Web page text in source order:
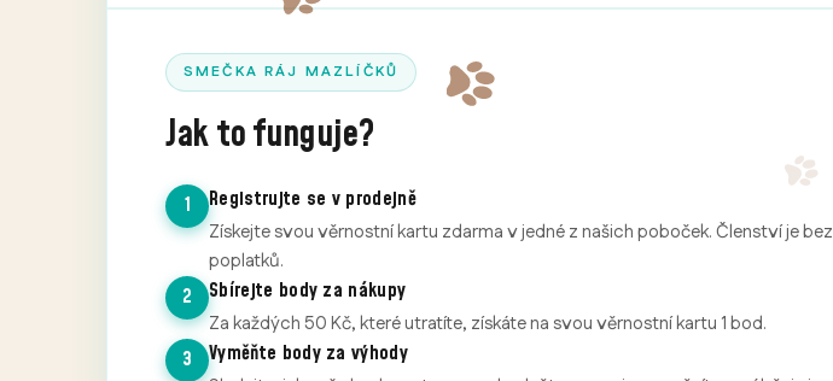
SMEČKA RÁJ MAZLÍČKŮ
Jak to funguje?
1 Registrujte se v prodejně
Získejte svou věrnostní kartu zdarma v jedné z našich poboček. Členství je bez
poplatků.
2
Sbírejte body za nákupy
Za každých 50 Kč, které utratíte, získáte na svou věrnostní kartu 1 bod.
3
Vyměňte body za výhody